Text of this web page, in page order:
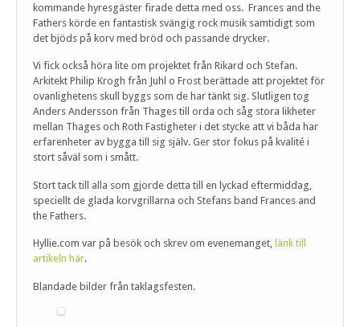
kommande hyresgäster firade detta med oss. Frances and the
Fathers körde en fantastisk svängig rock musik samtidigt som
det bjöds på korv med bröd och passande drycker.
Vi fick också höra lite om projektet från Rikard och Stefan.
Arkitekt Philip Krogh från Juhl o Frost berättade att projektet för
ovanlighetens skull byggs som de har tänkt sig. Slutligen tog
Anders Andersson från Thages till orda och såg stora likheter
mellan Thages och Roth Fastigheter i det stycke att vi båda har
erfarenheter av bygga till sig själv. Ger stor fokus på kvalité i
stort såväl som i smått.
Stort tack till alla som gjorde detta till en lyckad eftermiddag,
speciellt de glada korvgrillarna och Stefans band Frances and
the Fathers.
Hyllie.com var på besök och skrev om evenemanget, länk till
artikeln här.
Blandade bilder från taklagsfesten.